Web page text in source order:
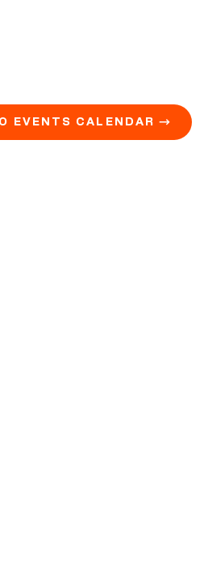
EVENTS CALENDAR →